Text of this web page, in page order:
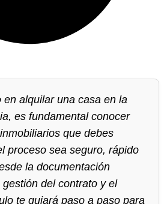
alquilar una casa en la
es fundamental conocer
que debes
proceso sea seguro, rápido
la documentación
del contrato y el
te guiará paso a paso para